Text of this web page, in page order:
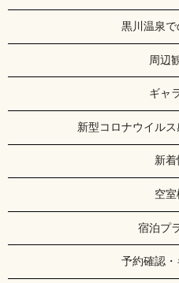
黒川温泉
周辺
ギャ
新型コロナウイル
新着
空
宿泊プ
予約確認